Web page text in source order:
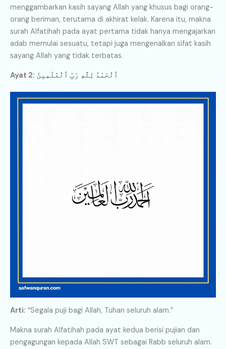
menggambarkan kasih sayang Allah yang khusus bagi orang-
orang beriman, terutama di akhirat kelak. Karena itu, makna
surah Alfatihah pada ayat pertama tidak hanya mengajarkan
adab memulai sesuatu, tetapi juga mengenalkan sifat kasih
sayang Allah yang tidak terbatas.
Ayat 2: ٱلْحَمْدُ لِلَّهِ رَبِّ ٱلْعَٰلَمِينَ
Arti: “Segala puji bagi Allah, Tuhan seluruh alam.”
Makna surah Alfatihah pada ayat kedua berisi pujian dan
pengagungan kepada Allah SWT sebagai Rabb seluruh alam.